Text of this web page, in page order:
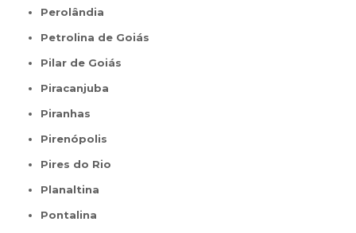
Perolândia
Petrolina de Goiás
Pilar de Goiás
Piracanjuba
Piranhas
Pirenópolis
Pires do Rio
Planaltina
Pontalina